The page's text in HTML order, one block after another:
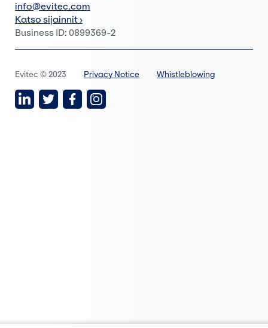
info@evitec.com
Katso sijainnit ›
Business ID: 0899369-2
Evitec © 2023 Privacy Notice Whistleblowing